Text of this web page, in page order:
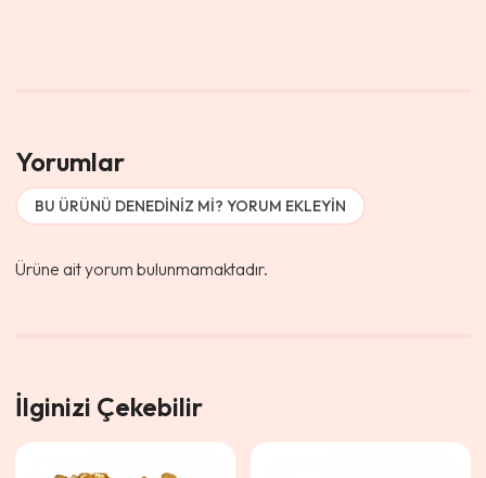
Yorumlar
BU ÜRÜNÜ DENEDINIZ MI? YORUM EKLEYIN
Ürüne ait yorum bulunmamaktadır.
İlginizi Çekebilir